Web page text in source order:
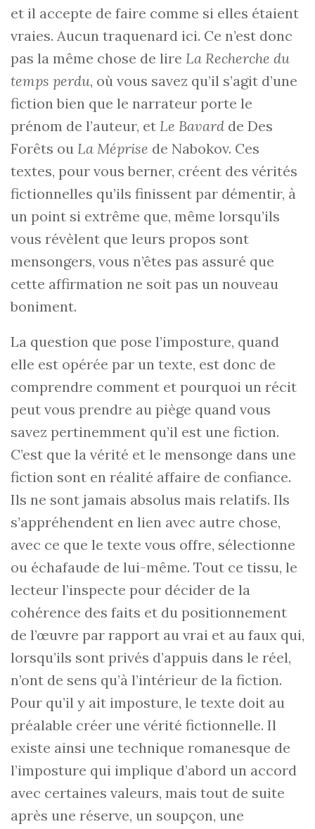
et il accepte de faire comme si elles étaient
vraies. Aucun traquenard ici. Ce n’est donc
pas la même chose de lire La Recherche du
temps perdu, où vous savez qu’il s’agit d’une
fiction bien que le narrateur porte le
prénom de l’auteur, et Le Bavard de Des
Forêts ou La Méprise de Nabokov. Ces
textes, pour vous berner, créent des vérités
fictionnelles qu’ils finissent par démentir, à
un point si extrême que, même lorsqu’ils
vous révèlent que leurs propos sont
mensongers, vous n’êtes pas assuré que
cette affirmation ne soit pas un nouveau
boniment.
La question que pose l’imposture, quand
elle est opérée par un texte, est donc de
comprendre comment et pourquoi un récit
peut vous prendre au piège quand vous
savez pertinemment qu’il est une fiction.
C’est que la vérité et le mensonge dans une
fiction sont en réalité affaire de confiance.
Ils ne sont jamais absolus mais relatifs. Ils
s’appréhendent en lien avec autre chose,
avec ce que le texte vous offre, sélectionne
ou échafaude de lui-même. Tout ce tissu, le
lecteur l’inspecte pour décider de la
cohérence des faits et du positionnement
de l’œuvre par rapport au vrai et au faux qui,
lorsqu’ils sont privés d’appuis dans le réel,
n’ont de sens qu’à l’intérieur de la fiction.
Pour qu’il y ait imposture, le texte doit au
préalable créer une vérité fictionnelle. Il
existe ainsi une technique romanesque de
l’imposture qui implique d’abord un accord
avec certaines valeurs, mais tout de suite
après une réserve, un soupçon, une